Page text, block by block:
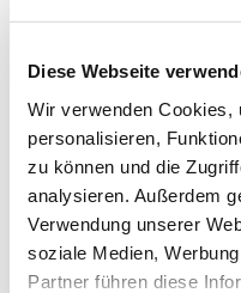
Diese Webseite
Wir verwenden Cookies,
personalisieren,
zu können und die
analysieren. Außerdem
Verwendung unserer
soziale Medien,
Partner führen diese
Bodenarten
LÖSS/
KALKSTEIN/